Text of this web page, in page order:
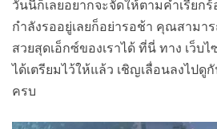
วันนี้ก็เลยอยากจะจัดให้ตามคำเรียก
กำลังรออยู่เลยก็อย่ารอช้า คุณสามา
สวยสุดเอ็กซ์ของเราได้ ที่นี่ ทาง เว็บไ
ได้เตรียมไว้ให้แล้ว เชิญเลื่อนลงไปดู
ครบ